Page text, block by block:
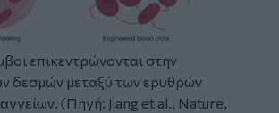
επικεντρώνονται στην
δεσμών μεταξύ των ερυθρών
(Πηγή: Jiang et al., Nature,